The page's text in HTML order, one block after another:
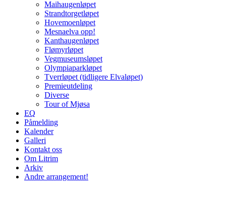
Maihaugenløpet
Strandtorgetløpet
Hovemoenløpet
Mesnaelva opp!
Kanthaugenløpet
Flømyrløpet
Vegmuseumsløpet
Olympiaparkløpet
Tverrløpet (tidligere Elvaløpet)
Premieutdeling
Diverse
Tour of Mjøsa
EQ
Påmelding
Kalender
Galleri
Kontakt oss
Om Litrim
Arkiv
Andre arrangement!